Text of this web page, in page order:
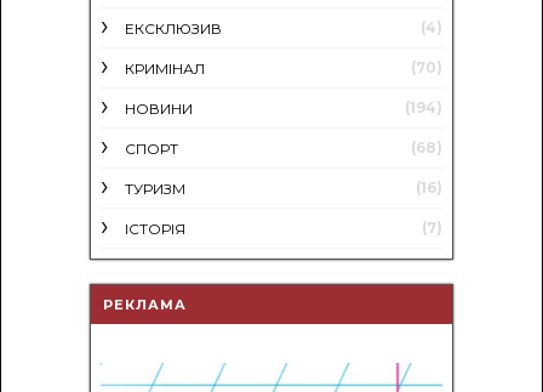
ЕКСКЛЮЗИВ (4)
КРИМІНАЛ (70)
НОВИНИ (194)
СПОРТ (68)
ТУРИЗМ (16)
ІСТОРІЯ (7)
РЕКЛАМА